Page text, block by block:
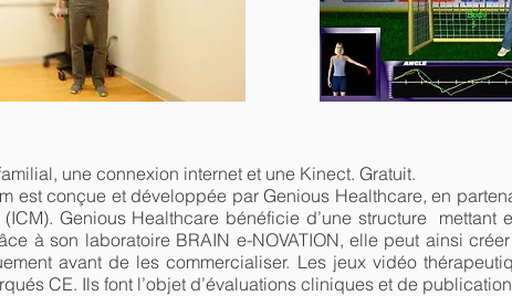
une connexion internet et une Kinect. Gratuit.
est conçue et développée par Genious Healthcare, en
Genious Healthcare bénéficie d’une structure mettant
à son laboratoire BRAIN e-NOVATION, elle peut ainsi
avant de les commercialiser. Les jeux vidéo
CE. Ils font l’objet d’évaluations cliniques et de